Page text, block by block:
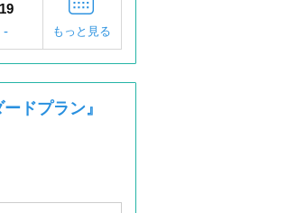
19
-
もっと見る
ドプラン』